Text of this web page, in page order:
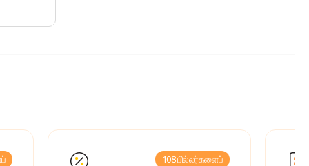
108 பில்லர்களைப்